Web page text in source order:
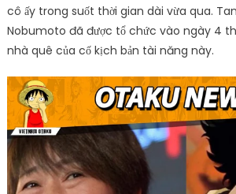
cô ấy trong suốt thời gian dài vừa qua.
Nobumoto đã được tổ chức vào ngày 4
nhà quê của cố kịch bản tài năng này.